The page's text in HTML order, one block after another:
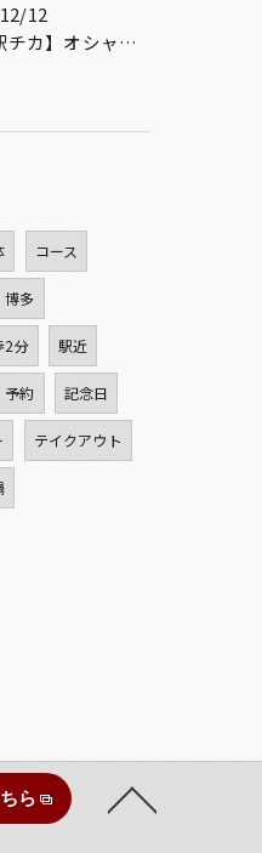
12
【経堂駅チカ】オシャレ居酒屋🏮自慢のお肉が楽しめる🐃お得なコ...
コース
博多
2分 駅近
予約 記念日
テイクアウト
ら